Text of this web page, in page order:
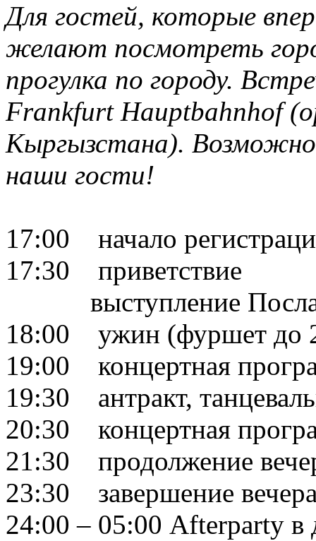
Для гостей, которые
желают посмотреть
прогулка по городу.
Frankfurt Hauptbahnhof
Кыргызстана).
наши гости!
17:00 начало
17:30 приветствие
выступление Посла
18:00 ужин (фуршет до
19:00 концертная
19:30 антракт,
20:30 концертная
21:30 продолжение
23:30 завершение
24:00 – 05:00 Afterparty в